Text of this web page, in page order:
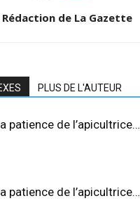
Rédaction de La Gazette
PLUS DE L'AUTEUR
patience de l’apicultrice…
patience de l’apicultrice…